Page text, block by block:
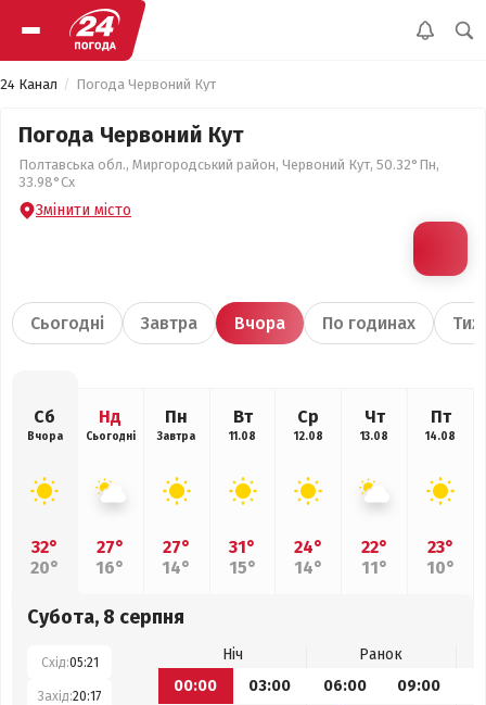
24 Канал Погода Червоний Кут
Погода Червоний Кут
Полтавська обл., Миргородський район, Червоний Кут, 50.32°Пн,
33.98°Сх
Змінити місто
Сьогодні Завтра Вчора По годинах
Сб
Вчора
32°
20°
Нд
Сьогодні
27°
16°
Пн
Завтра
27°
14°
Вт
11.08
31°
15°
Ср
12.08
24°
14°
Чт
13.08
22°
11°
Пт
14.08
23°
10°
Субота, 8 серпня
Схід:05:21
Захід:20:17
Ніч
Ранок
00:00
03:00 06:00 09:00